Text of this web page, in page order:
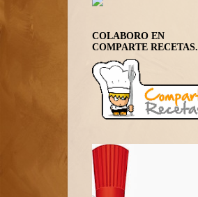
COLABORO EN
COMPARTE RECETAS.